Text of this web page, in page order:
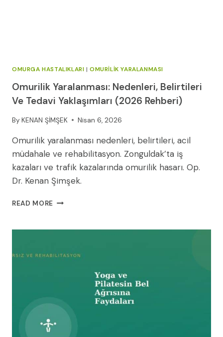
OMURGA HASTALIKLARI |OMURILIK YARALANMASI
Omurilik Yaralanması: Nedenleri, Belirtileri
Ve Tedavi Yaklaşımları (2026 Rehberi)
By KENAN ŞİMŞEK Nisan 6, 2026
Omurilik yaralanması nedenleri, belirtileri, acil
müdahale ve rehabilitasyon. Zonguldak’ta iş
kazaları ve trafik kazalarında omurilik hasarı. Op.
Dr. Kenan Şimşek.
READ MORE OMURILIK
BELIRTILERI
TEDAVI